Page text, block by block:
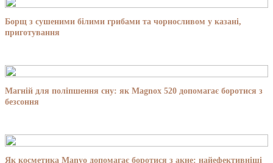
Борщ з сушеними білими грибами та чорносливом у казані,
приготування
Магній для поліпшення сну: як Magnox 520 допомагає боротися з
безсоння
Як косметика Manyo допомагає боротися з акне: найефективніші